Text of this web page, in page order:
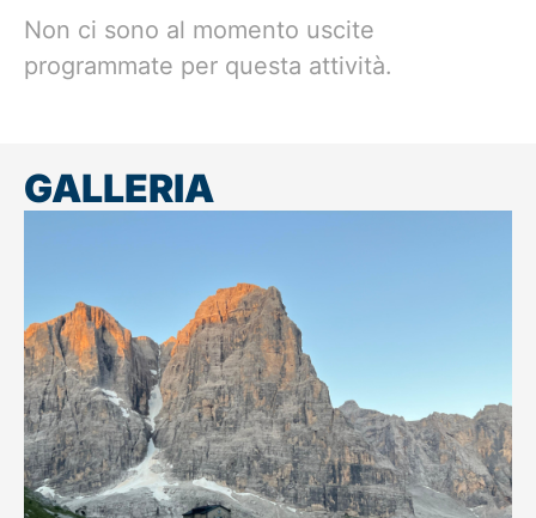
Non ci sono al momento uscite
programmate per questa attività.
GALLERIA